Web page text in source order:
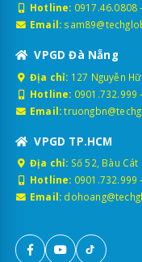
Hotline: 0917.46.0808-
Email:
VPGD Đà Nẵng
Địa chỉ: 127 Nguyễn
Hotline: 0901.732.999 -
Email:
VPGD TP.HCM
Địa chỉ: Số 52, Bàu Cát
Hotline: 0901.732.999 -
Email: